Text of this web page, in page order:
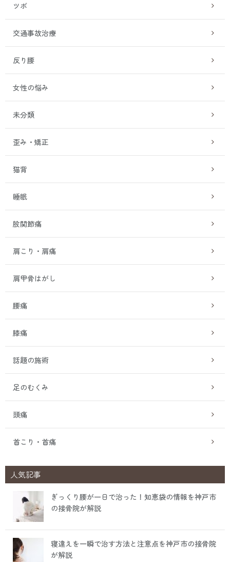
ツボ
交通事故治療
反り腰
女性の悩み
未分類
歪み・矯正
猫背
睡眠
股関節痛
肩こり・肩痛
肩甲骨はがし
腰痛
膝痛
話題の施術
足のむくみ
頭痛
首こり・首痛
人気記事
ぎっくり腰が一日で治った！知恵袋の情報を神戸市
の接骨院が解説
寝違えを一瞬で治す方法と注意点を神戸市の接骨院
が解説